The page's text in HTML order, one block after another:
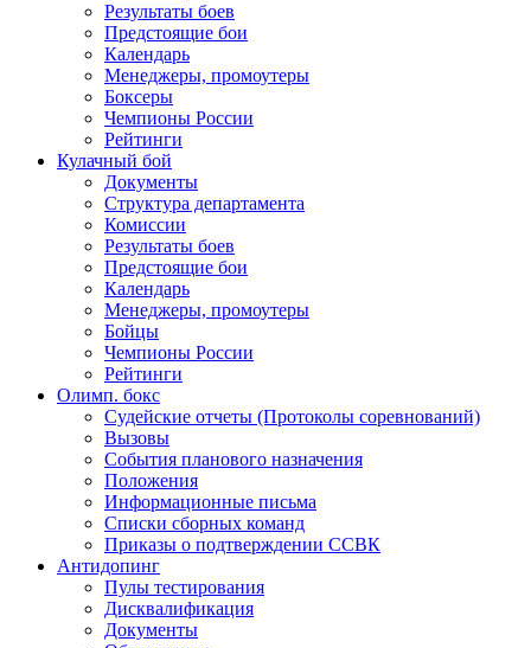
Результаты боев
Предстоящие бои
Календарь
Менеджеры, промоутеры
Боксеры
Чемпионы России
Рейтинги
Кулачный бой
Документы
Структура департамента
Комиссии
Результаты боев
Предстоящие бои
Календарь
Менеджеры, промоутеры
Бойцы
Чемпионы России
Рейтинги
Олимп. бокс
Судейские отчеты (Протоколы соревнований)
Вызовы
События планового назначения
Положения
Информационные письма
Списки сборных команд
Приказы о подтверждении ССВК
Антидопинг
Пулы тестирования
Дисквалификация
Документы